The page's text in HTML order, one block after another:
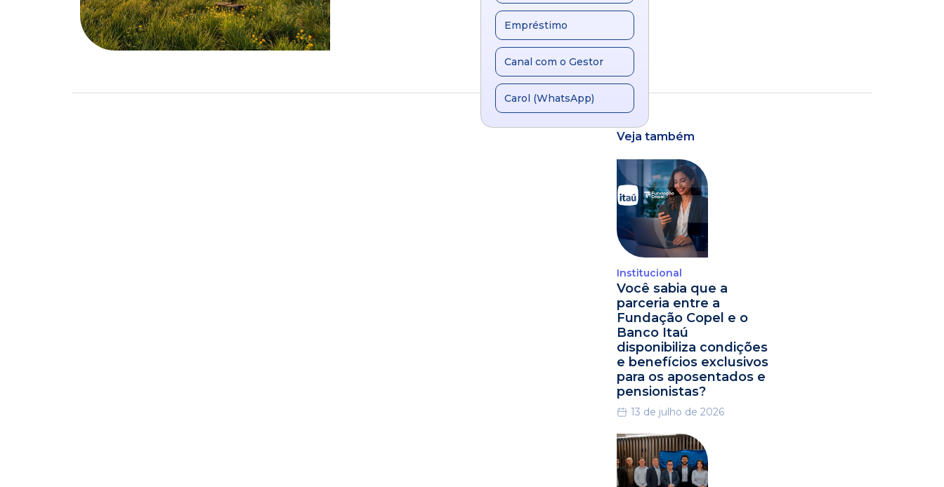
Empréstimo
Canal com o Gestor
Carol (WhatsApp)
Veja também
Institucional
Você sabia que a
parceria entre a
Fundação Copel e o
Banco Itaú
disponibiliza condições
e benefícios exclusivos
para os aposentados e
pensionistas?
13 de julho de 2026